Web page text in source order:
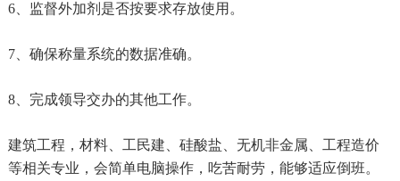
6、监督外加剂是否按要求存放使用。
7、确保称量系统的数据准确。
8、完成领导交办的其他工作。
建筑工程，材料、工民建、硅酸盐、无机非金属、工程造价
等相关专业，会简单电脑操作，吃苦耐劳，能够适应倒班。